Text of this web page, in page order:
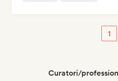
1
Curatori/